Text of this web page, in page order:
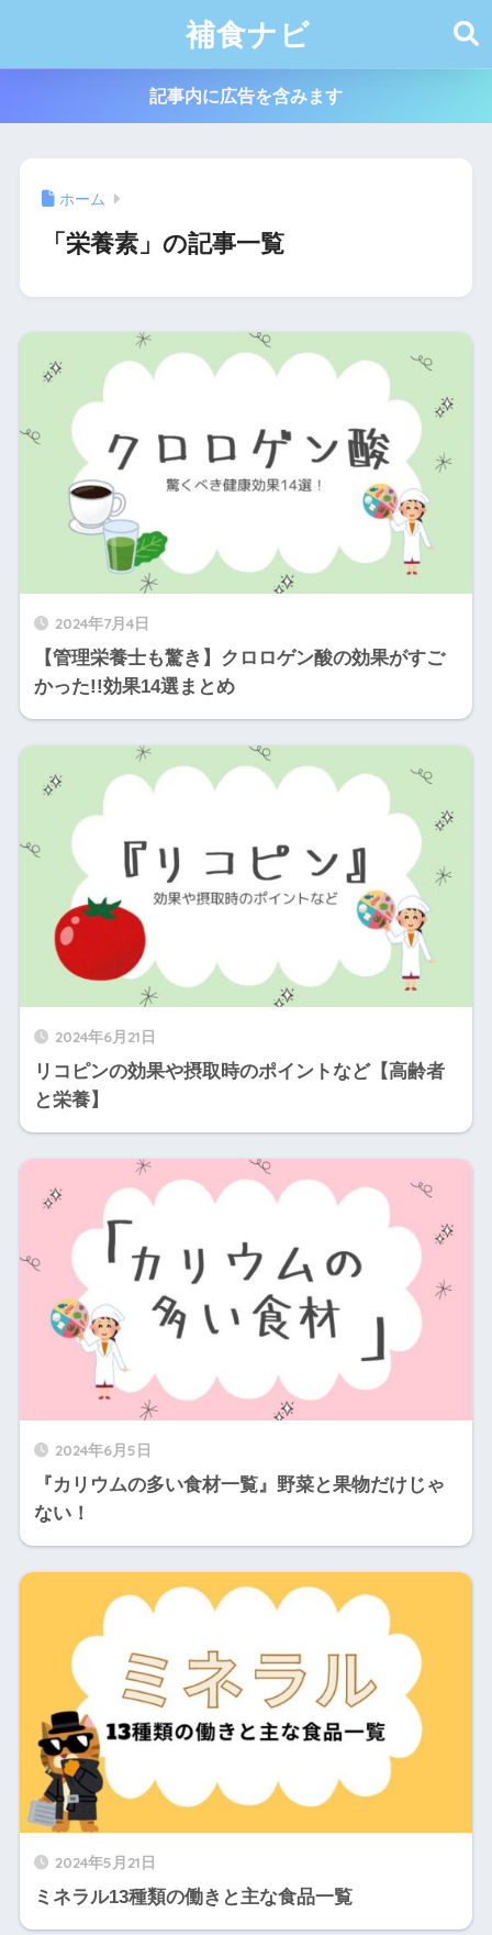
補食ナビ
記事内に広告を含みます
ホーム
「栄養素」の記事一覧
2024年7月4日
【管理栄養士も驚き】クロロゲン酸の効果がすご
かった!!効果14選まとめ
2024年6月21日
リコピンの効果や摂取時のポイントなど【高齢者
と栄養】
2024年6月5日
『カリウムの多い食材一覧』野菜と果物だけじゃ
ない！
2024年5月21日
ミネラル13種類の働きと主な食品一覧